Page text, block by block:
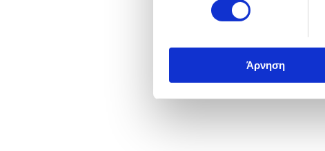
Άρνηση